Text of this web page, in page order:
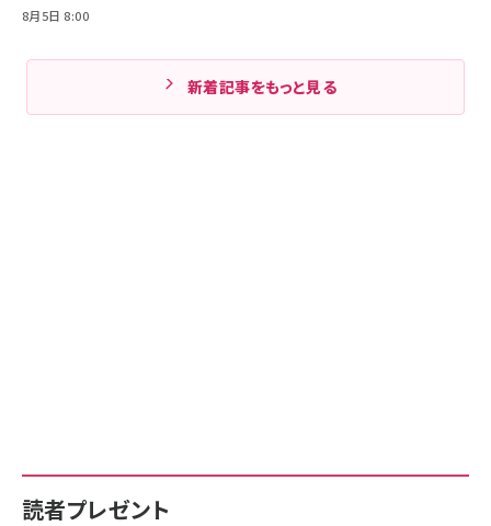
8月5日 8:00
新着記事をもっと見る
読者プレゼント